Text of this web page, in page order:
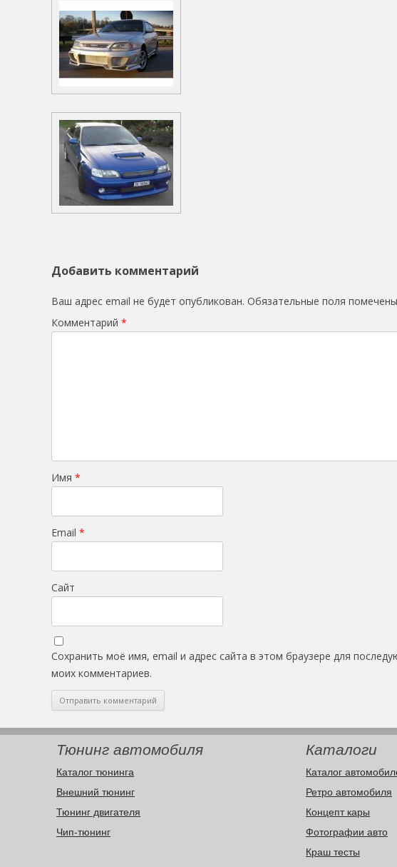
Добавить комментарий
Ваш адрес email не будет опубликован. Обязательные поля помечены
Комментарий *
Имя *
Email *
Сайт
Сохранить моё имя, email и адрес сайта в этом браузере для
моих комментариев.
Тюнинг автомобиля
Каталог тюнинга
Внешний тюнинг
Тюнинг двигателя
Чип-тюнинг
Каталоги
Каталог
Ретро автомобиля
Концепт кары
Фотографии авто
Краш тесты